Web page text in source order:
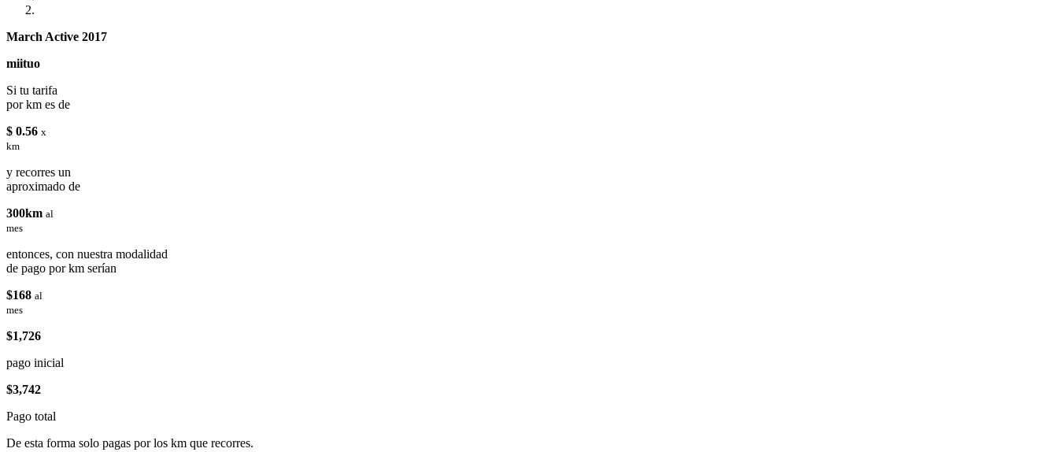
March Active 2017
miituo
Si tu tarifa
por km es de
$ 0.56 x
km
y recorres un
aproximado de
300km al
mes
entonces, con nuestra modalidad
de pago por km serían
$168 al
mes
$1,726
pago inicial
$3,742
Pago total
De esta forma solo pagas por los km que recorres.